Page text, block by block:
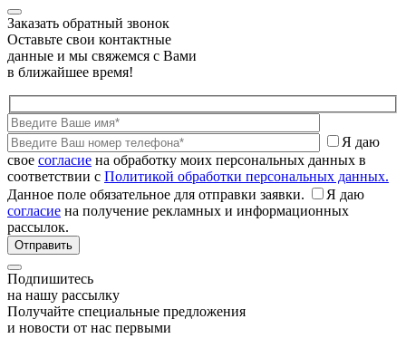
Заказать обратный звонок
Оставьте свои контактные
данные и мы свяжемся с Вами
в ближайшее время!
Я даю
свое согласие на обработку моих персональных данных в
соответствии с Политикой обработки персональных данных.
Данное поле обязательное для отправки заявки.
Я даю
согласие на получение рекламных и информационных
рассылок.
Подпишитесь
на нашу рассылку
Получайте специальные предложения
и новости от нас первыми